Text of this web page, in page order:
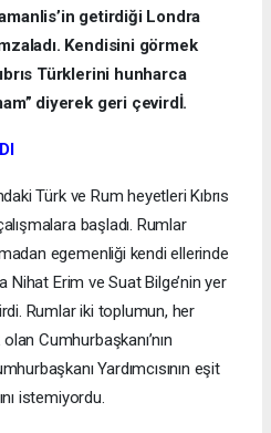
getirdiği Londra
Kendisini görmek
Türklerini hunharca
diyerek geri çevirdİ.
Türk ve Rum heyetleri Kıbrıs
başladı. Rumlar
egemenliği kendi ellerinde
Nihat Erim ve Suat Bilge’nin yer
Rumlar iki toplumun, her
Cumhurbaşkanı’nın
Yardımcısının eşit
istemiyordu.